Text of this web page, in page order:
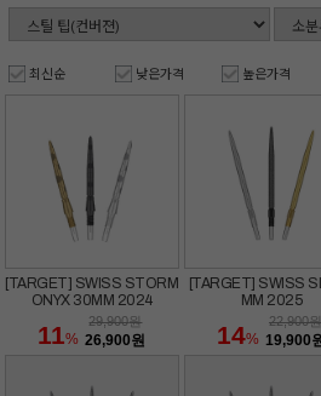
최신순 낮은가격 높은가격
[TARGET] SWISS STORM
ONYX 30MM 2024
11%
29,900원
26,900원
[TARGET] SWISS
MM 2025
14%
22,900원
19,900